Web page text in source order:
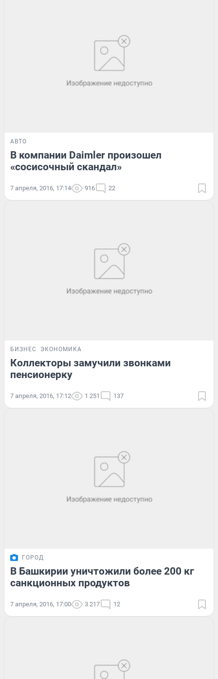
АВТО
В компании Daimler произошел
«сосисочный скандал»
7 апреля, 2016, 17:14 916 22
БИЗНЕС ЭКОНОМИКА
Коллекторы замучили звонками
пенсионерку
7 апреля, 2016, 17:12 1 251 137
ГОРОД
В Башкирии уничтожили более 200 кг
санкционных продуктов
7 апреля, 2016, 17:00 3 217 12